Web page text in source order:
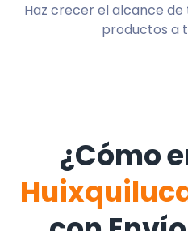
Haz crecer el alcance
productos a
¿Cómo